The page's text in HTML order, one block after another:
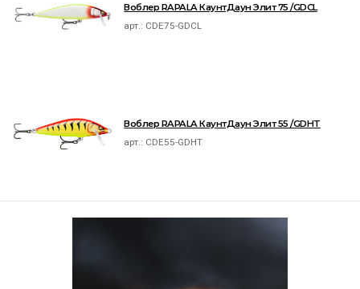
Воблер RAPALA КаунтДаун Элит 75 /GDCL
арт.: CDE75-GDCL
Воблер RAPALA КаунтДаун Элит 55 /GDHT
арт.: CDE55-GDHT